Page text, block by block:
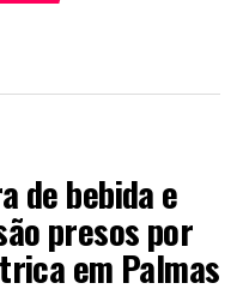
de bebida e
presos por
em Palmas